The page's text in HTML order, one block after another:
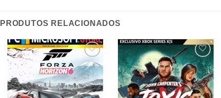
PRODUTOS RELACIONADOS